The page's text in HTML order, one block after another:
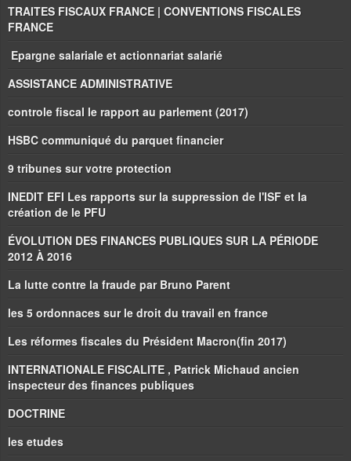
TRAITES FISCAUX FRANCE | CONVENTIONS FISCALES
FRANCE
Epargne salariale et actionnariat salarié
ASSISTANCE ADMINISTRATIVE
controle fiscal le rapport au parlement (2017)
HSBC communiqué du parquet financier
9 tribunes sur votre protection
INEDIT EFI Les rapports sur la suppression de l'ISF et la
création de le PFU
ÉVOLUTION DES FINANCES PUBLIQUES SUR LA PÉRIODE
2012 À 2016
La lutte contre la fraude par Bruno Parent
les 5 ordonnaces sur le droit du travail en france
Les réformes fiscales du Président Macron(fin 2017)
INTERNATIONALE FISCALITE , Patrick Michaud ancien
inspecteur des finances publiques
DOCTRINE
les etudes